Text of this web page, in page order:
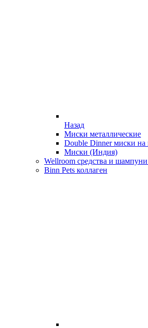
Назад
Миски металлические
Double Dinner миски на
Миски (Индия)
Wellroom средства и
Binn Pets коллаген